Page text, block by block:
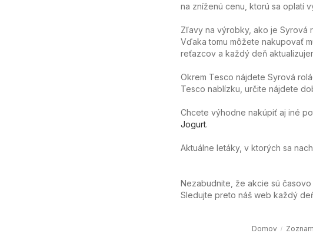
na zníženú cenu, ktorú sa oplatí
Zľavy na výrobky, ako je Syrová
Vďaka tomu môžete nakupovať
reťazcov a každý deň
Okrem Tesco nájdete Syrová
Tesco nablízku, určite nájdete
Chcete výhodne nakúpiť aj iné
Jogurt.
Aktuálne letáky, v ktorých sa
Nezabudnite, že akcie sú
Sledujte preto náš web každý
Domov